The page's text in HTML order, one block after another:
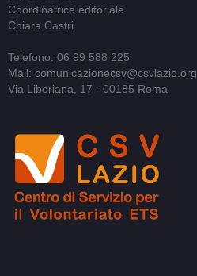
Coordinatrice editoriale
Chiara Castri
Telefono: 06 99 588 225
Mail: comunicazionecsv@csvlazio.org
Via Liberiana, 17 - 00185 Roma